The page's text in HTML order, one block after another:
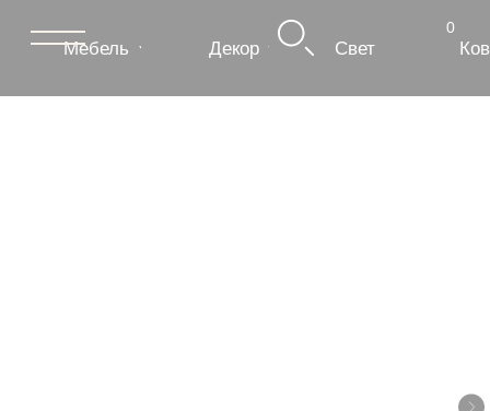
Мебель